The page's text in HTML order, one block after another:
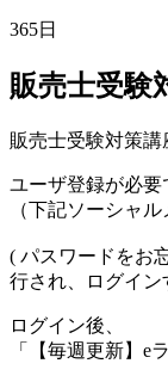
365日
販売士受験
販売士受験対策講
ユーザ登録が必要
（下記ソーシャ
( パスワードをお
行され、ログイ
ログイン後、
「【毎週更新】